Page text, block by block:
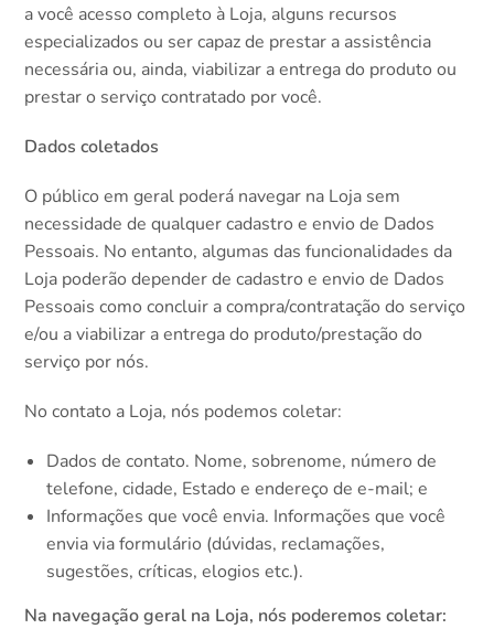
a você acesso completo à Loja, alguns recursos
especializados ou ser capaz de prestar a assistência
necessária ou, ainda, viabilizar a entrega do produto ou
prestar o serviço contratado por você.
Dados coletados
O público em geral poderá navegar na Loja sem
necessidade de qualquer cadastro e envio de Dados
Pessoais. No entanto, algumas das funcionalidades da
Loja poderão depender de cadastro e envio de Dados
Pessoais como concluir a compra/contratação do serviço
e/ou a viabilizar a entrega do produto/prestação do
serviço por nós.
No contato a Loja, nós podemos coletar:
Dados de contato. Nome, sobrenome, número de
telefone, cidade, Estado e endereço de e-mail; e
Informações que você envia. Informações que você
envia via formulário (dúvidas, reclamações,
sugestões, críticas, elogios etc.).
Na navegação geral na Loja, nós poderemos coletar: